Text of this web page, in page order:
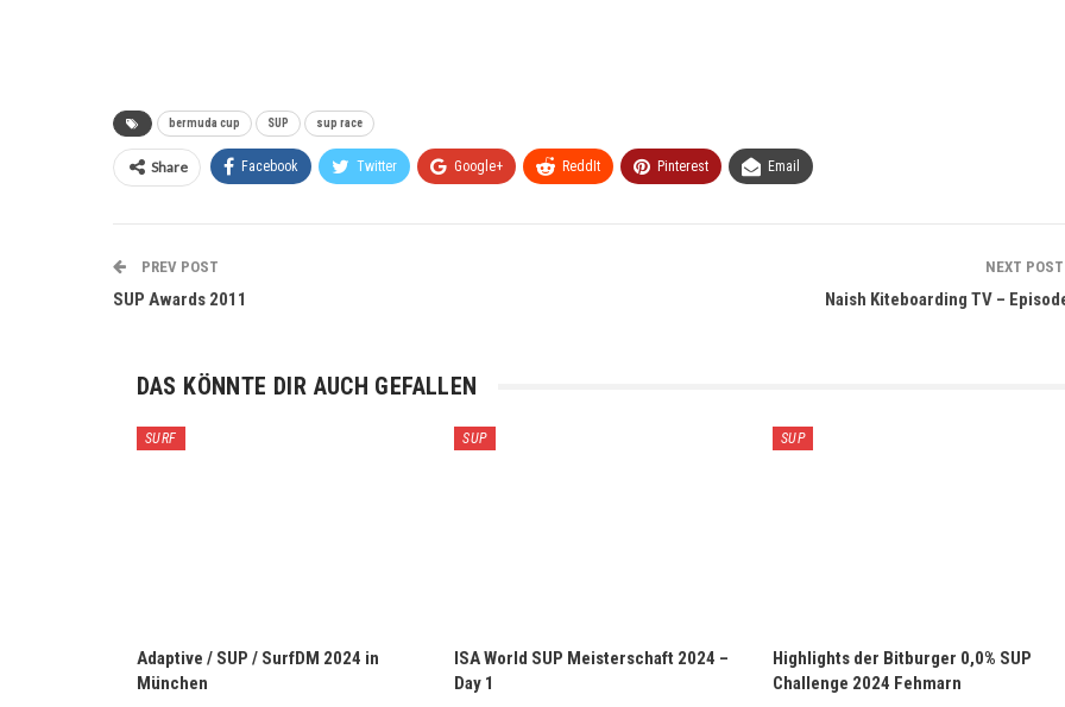
bermuda cup SUP sup race
Share Facebook Twitter Google+ ReddIt Pinterest Email
PREV POST
SUP Awards 2011
NEXT POST
Naish Kiteboarding TV –
DAS KÖNNTE DIR AUCH GEFALLEN
SURF
Adaptive / SUP / SurfDM 2024 in
München
SUP
ISA World SUP Meisterschaft 2024 –
Day 1
SUP
Highlights der Bitburger 0,0% SUP
Challenge 2024 Fehmarn